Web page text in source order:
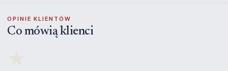
OPINIE KLIENTÓW
Co mówią klienci